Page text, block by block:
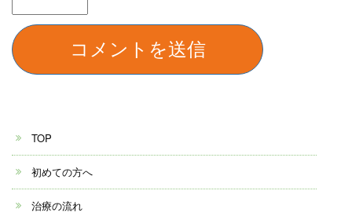
TOP
初めての方へ
治療の流れ